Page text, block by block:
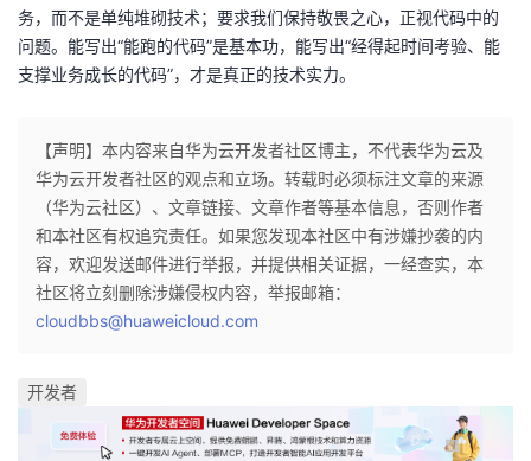
务，而不是单纯堆砌技术；要求我们保持敬畏之心，正视代码中的
问题。能写出“能跑的代码”是基本功，能写出“经得起时间考验、能
支撑业务成长的代码”，才是真正的技术实力。
【声明】本内容来自华为云开发者社区博主，不代表华为云及
华为云开发者社区的观点和立场。转载时必须标注文章的来源
（华为云社区）、文章链接、文章作者等基本信息，否则作者
和本社区有权追究责任。如果您发现本社区中有涉嫌抄袭的内
容，欢迎发送邮件进行举报，并提供相关证据，一经查实，本
社区将立刻删除涉嫌侵权内容，举报邮箱：
cloudbbs@huaweicloud.com
开发者